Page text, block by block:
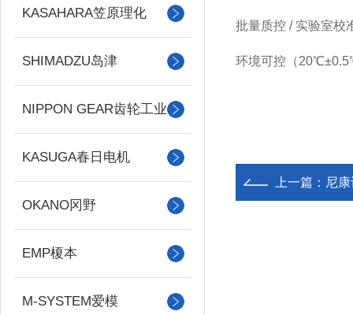
KASAHARA笠原理化
SHIMADZU岛津
NIPPON GEAR齿轮工业
KASUGA春日电机
OKANO冈野
EMP榎本
M-SYSTEM爱模
批量质控 / 实验室校
环境可控（
上一篇： 尼